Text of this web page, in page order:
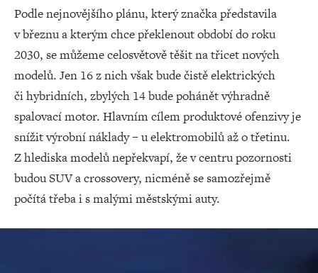
Podle nejnovějšího plánu, který značka představila
v březnu a kterým chce překlenout období do roku
2030, se můžeme celosvětově těšit na třicet nových
modelů. Jen 16 z nich však bude čistě elektrických
či hybridních, zbylých 14 bude pohánět výhradně
spalovací motor. Hlavním cílem produktové ofenzivy je
snížit výrobní náklady – u elektromobilů až o třetinu.
Z hlediska modelů nepřekvapí, že v centru pozornosti
budou SUV a crossovery, nicméně se samozřejmě
počítá třeba i s malými městskými auty.